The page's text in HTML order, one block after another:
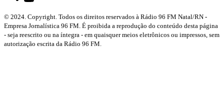
© 2024. Copyright. Todos os direitos reservados à Rádio 96 FM Natal/RN -
Empresa Jornalística 96 FM. É proibida a reprodução do conteúdo desta página
- seja reescrito ou na íntegra - em quaisquer meios eletrônicos ou impressos, sem
autorização escrita da Rádio 96 FM.